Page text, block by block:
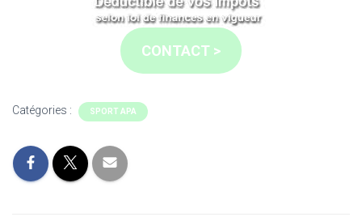
CONTACT >
Catégories : SPORT APA